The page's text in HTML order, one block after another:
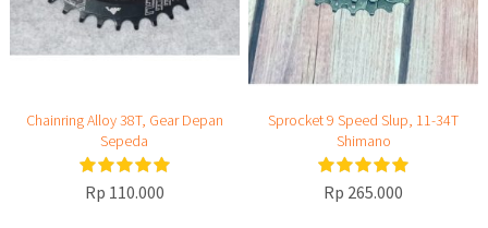
Chainring Alloy 38T, Gear Depan
Sepeda
Rp 110.000
Sprocket 9 Speed Slup, 11-34T
Shimano
Rp 265.000